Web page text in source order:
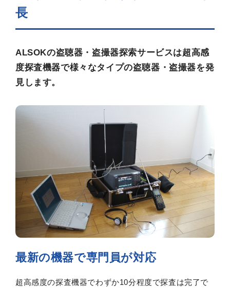
長
ALSOKの盗聴器・盗撮器探索サービスは超高感
度探査機器で様々なタイプの盗聴器・盗撮器を発
見します。
最新の機器で専門員が対応
超高感度の探査機器でわずか10分程度で探査は完了で